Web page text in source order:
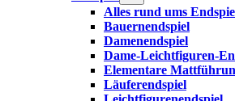
Alles rund ums
Bauernendspiel
Damenendspiel
Dame-Leichtfiguren-
Elementare
Läuferendspiel